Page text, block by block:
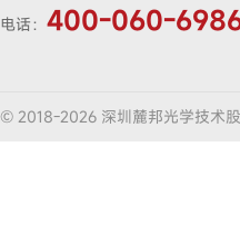
电话： 400-060-
© 2018-2026 深圳麓邦光学技术